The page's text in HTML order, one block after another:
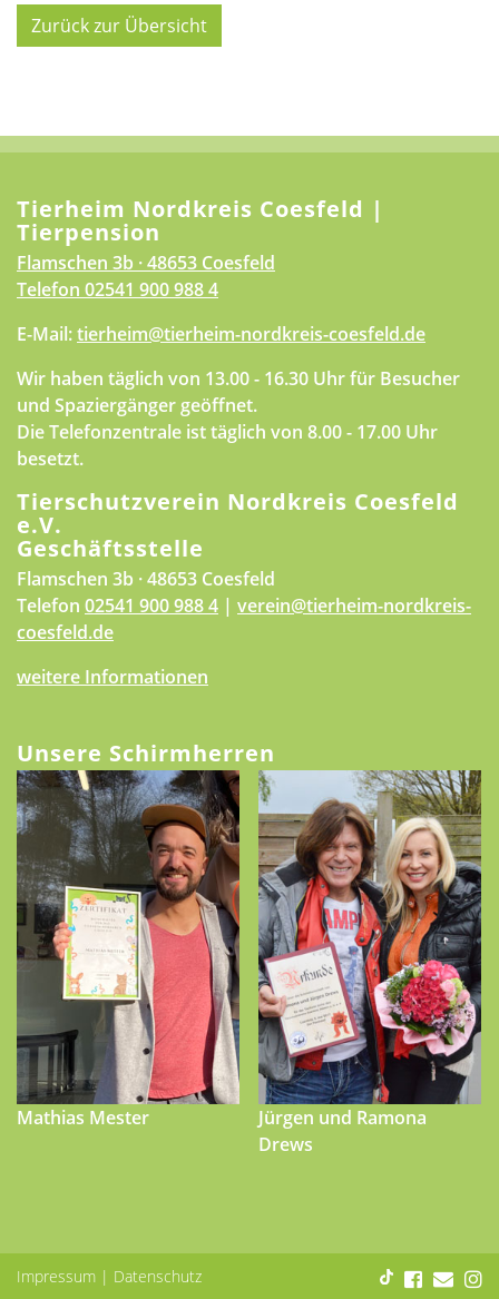
Zurück zur Übersicht
Tierheim Nordkreis Coesfeld |
Tierpension
Flamschen 3b · 48653 Coesfeld
Telefon 02541 900 988 4
E-Mail:tierheim@tierheim-nordkreis-coesfeld.de
Wir haben täglich von 13.00 - 16.30 Uhr für Besucher
und Spaziergänger geöffnet.
Die Telefonzentrale ist täglich von 8.00 - 17.00 Uhr
besetzt.
Tierschutzverein Nordkreis Coesfeld
e.V.
Geschäftsstelle
Flamschen 3b · 48653 Coesfeld
Telefon 02541 900 988 4 | verein@tierheim-nordkreis-
coesfeld.de
weitere Informationen
Unsere Schirmherren
Mathias Mester
Jürgen und Ramona
Drews
Impressum | Datenschutz